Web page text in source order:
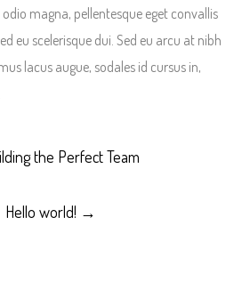
magna, pellentesque eget convallis
eu scelerisque dui. Sed eu arcu at nibh
lacus augue, sodales id cursus in,
the Perfect Team
Hello world! →